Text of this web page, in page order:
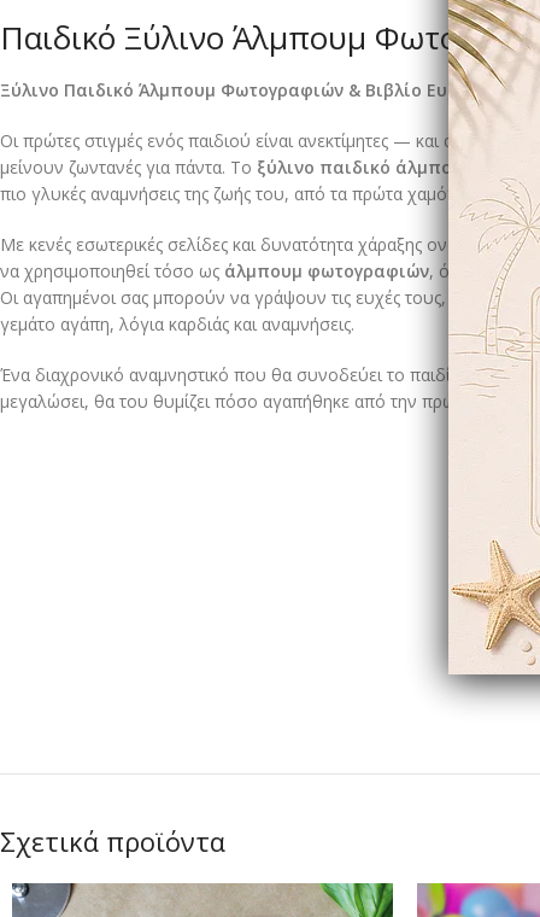
Παιδικό Ξύλινο Άλμπουμ
Ξύλινο Παιδικό Άλμπουμ Φωτογραφιών & Βιβλίο Ευχών
Οι πρώτες στιγμές ενός παιδιού είναι ανεκτίμητες — και αξίζουν
μείνουν ζωντανές για πάντα. Το ξύλινο παιδικό άλμπουμ
πιο γλυκές αναμνήσεις της ζωής του, από τα πρώτα χαμόγελα μέχρι
Με κενές εσωτερικές σελίδες και δυνατότητα χάραξης ονόματος ή
να χρησιμοποιηθεί τόσο ως άλμπουμ φωτογραφιών, όσο και ως
Οι αγαπημένοι σας μπορούν να γράψουν τις ευχές τους,
γεμάτο αγάπη, λόγια καρδιάς και αναμνήσεις.
Ένα διαχρονικό αναμνηστικό που θα συνοδεύει το παιδί σας σε
μεγαλώσει, θα του θυμίζει πόσο αγαπήθηκε από την πρώτη στιγμή.
Σχετικά προϊόντα